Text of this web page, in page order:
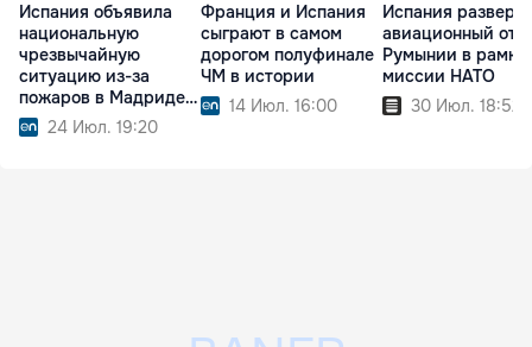
Испания объявила
национальную
чрезвычайную
ситуацию из-за
пожаров в Мадриде и
Авиле24 Июл. 19:20
Франция и Испания
сыграют в самом
дорогом полуфинале
ЧМ в истории
14 Июл. 16:00
Испания
авиационный
Румынии в
миссии НАТО
30 Июл. 18:52